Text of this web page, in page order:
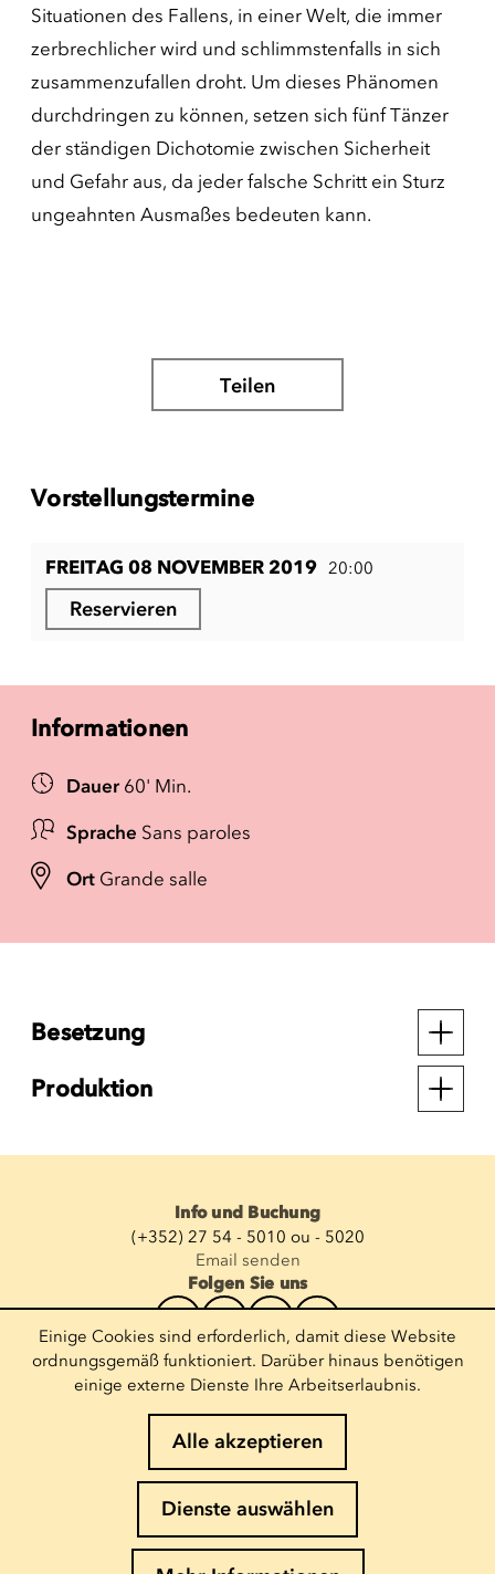
Situationen des Fallens, in einer Welt, die immer
zerbrechlicher wird und schlimmstenfalls in sich
zusammenzufallen droht. Um dieses Phänomen
durchdringen zu können, setzen sich fünf Tänzer
der ständigen Dichotomie zwischen Sicherheit
und Gefahr aus, da jeder falsche Schritt ein Sturz
ungeahnten Ausmaßes bedeuten kann.
Teilen
Vorstellungstermine
FREITAG 08 NOVEMBER 2019 20:00
Reservieren
Informationen
Dauer 60' Min.
Sprache Sans paroles
Ort Grande salle
Besetzung
Produktion
Info und Buchung
(+352) 27 54 - 5010 ou - 5020
Email senden
Folgen Sie uns
Newsletter abonnieren
E-Mail eingeben
Cookies-Richtlinie
Einige Cookies sind erforderlich, damit diese Website
ordnungsgemäß funktioniert. Darüber hinaus benötigen
einige externe Dienste Ihre Arbeitserlaubnis.
Alle akzeptieren
Dienste auswählen